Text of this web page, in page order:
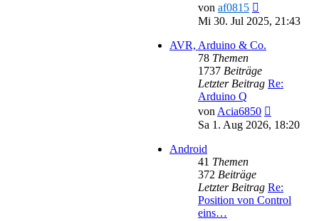
von af0815
Beitrag
Mi 30. Jul 2025, 21:43
AVR, Arduino & Co.
78 Themen
1737 Beiträge
Letzter Beitrag Re:
Arduino Q
vonAcia6850
Beitrag
Sa 1. Aug 2026, 18:20
Android
41 Themen
372 Beiträge
Letzter Beitrag Re:
Position von Control
eins…